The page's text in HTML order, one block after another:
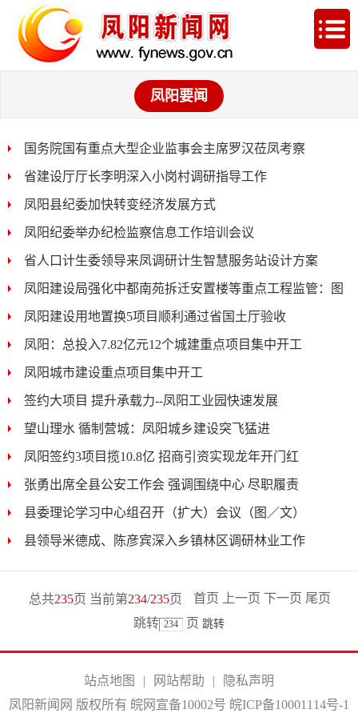
凤阳要闻
国务院国有重点大型企业监事会主席罗汉莅凤考察
省建设厅厅长李明深入小岗村调研指导工作
凤阳县纪委加快转变经济发展方式
凤阳纪委举办纪检监察信息工作培训会议
省人口计生委领导来凤调研计生智慧服务站设计方案
凤阳建设局强化中都南苑拆迁安置楼等重点工程监管：图
凤阳建设用地置换5项目顺利通过省国土厅验收
凤阳：总投入7.82亿元12个城建重点项目集中开工
凤阳城市建设重点项目集中开工
签约大项目 提升承载力--凤阳工业园快速发展
望山理水 循制营城：凤阳城乡建设突飞猛进
凤阳签约3项目揽10.8亿 招商引资实现龙年开门红
张勇出席全县公安工作会 强调围绕中心 尽职履责
县委理论学习中心组召开（扩大）会议（图／文）
县领导米德成、陈彦宾深入乡镇林区调研林业工作
总共235页 当前第234/235页 首页 上一页 下一页 尾页
跳转
页
站点地图 | 网站帮助 |
隐私声明
凤阳新闻网 版权所有 皖网宣备10002号 皖ICP备10001114号-1